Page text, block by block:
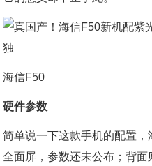
海信F50
硬件参数
简单说一下这款手机的配置
全面屏，参数还未公布；背